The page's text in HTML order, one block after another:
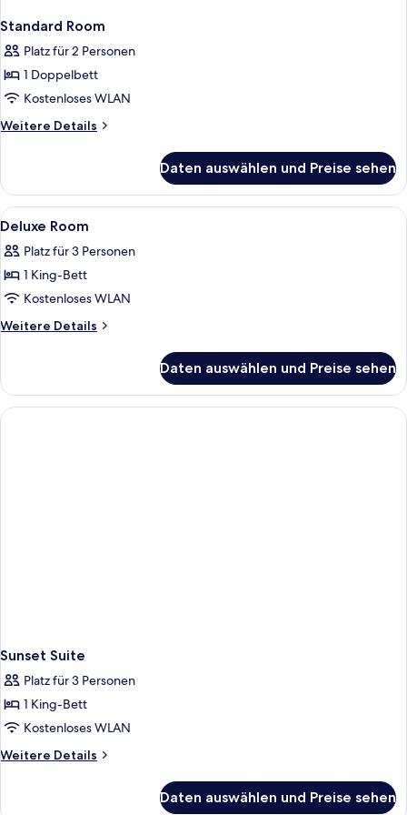
Standard Room
Platz für 2 Personen
1 Doppelbett
Kostenloses WLAN
Weitere Details
Weitere
Room
Daten auswählen und Preise sehen
Alle
Fotos
für
Deluxe
Room
anzeigen
Minibar, Zimmersafe,
2
Deluxe Room
Platz für 3 Personen
1 King-Bett
Kostenloses WLAN
Weitere Details
Weitere
Room
Daten auswählen und Preise sehen
Sunset Suite
Platz für 3 Personen
1 King-Bett
Kostenloses WLAN
Weitere Details
Weitere
Daten auswählen und Preise sehen